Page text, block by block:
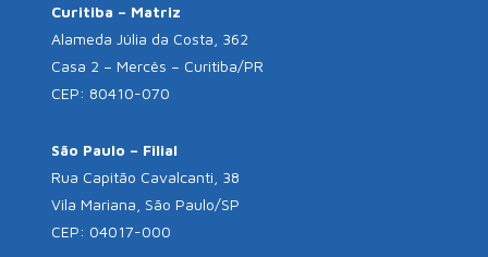
Curitiba – Matriz
Alameda Júlia da Costa, 362
Casa 2 – Mercês – Curitiba/PR
CEP: 80410-070
São Paulo – Filial
Rua Capitão Cavalcanti, 38
Vila Mariana, São Paulo/SP
CEP: 04017-000